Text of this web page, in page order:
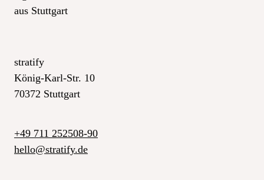
aus Stuttgart
stratify
König-Karl-Str. 10
70372 Stuttgart
+49 711 252508-90
hello@stratify.de